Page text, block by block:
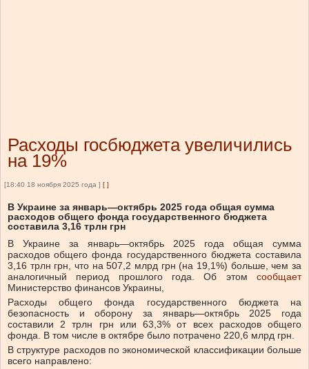
Расходы госбюджета увеличились
на 19%
[18:40 18 ноября 2025 года ] [ ]
В Украине за январь—октябрь 2025 года общая сумма
расходов общего фонда государственного бюджета
составила 3,16 трлн грн
В Украине за январь—октябрь 2025 года общая сумма
расходов общего фонда государственного бюджета составила
3,16 трлн грн, что на 507,2 млрд грн (на 19,1%) больше, чем за
аналогичный период прошлого года.
Об этом
сообщает
Министерство финансов Украины,
Расходы общего фонда государственного бюджета на
безопасность и оборону за январь—октябрь 2025 года
составили 2 трлн грн или 63,3% от всех расходов общего
фонда. В том числе в октябре было потрачено 220,6 млрд грн.
В структуре расходов по экономической классификации больше
всего направлено: